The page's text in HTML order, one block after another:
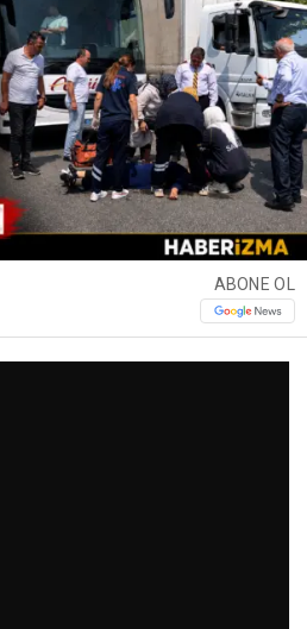
ABONE OL